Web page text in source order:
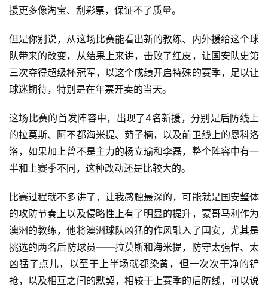
援更多像淘宝、刮彩票，保证不了质量。
但是你别说，从这场比赛能看出新的教练、内外援给这个球
队带来的改变，从结果上来讲，击败了红皮，让国安队史第
三次夺得超级杯冠军，以这个成绩开启特殊的赛季，足以让
球迷期待，特别是在年票开卖的当天。
这场比赛的首发阵容中，出现了4名新援，分别是后防线上
的拉莫斯、阿不都海米提、茹子楠，以及前卫线上的恩科洛
洛，如果加上曾不是主力的杨立瑜和李磊，整个阵容中有一
半和上赛季不同，这种改动还是比较大的。
比赛过程就不多讲了，让我感触最深的，可能就是国安整体
的攻防节奏上以及侵略性上有了明显的提升，蒙哥马利作为
澳洲的教练，他将澳洲球队凶猛的作风融入了国安，尤其是
挑选的两名后防球员——拉莫斯和海米提，防守太强悍、太
凶猛了点儿，以至于上半场就都染黄，但一次次干净的铲
抢，以及相互之间的默契，相较于上赛季的后防线，可以说